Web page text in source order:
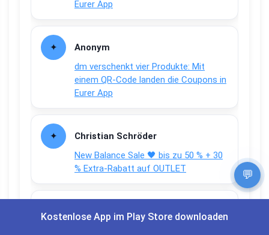
Eurer App
Anonym
dm verschenkt vier Produkte: Mit
einem QR-Code landen die Coupons in
Eurer App
Christian Schröder
New Balance Sale 🖤 bis zu 50 % + 30
% Extra-Rabatt auf OUTLET
Anonym
💬
Kostenlose App im Play Store downloaden